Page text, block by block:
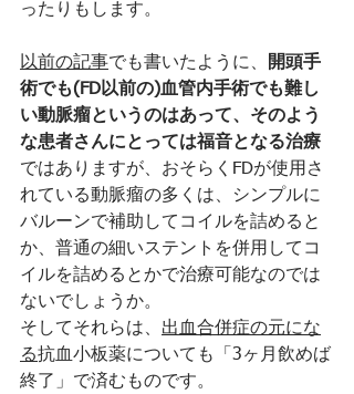
ったりもします。
以前の記事でも書いたように、
開頭手
術でも(FD以前の)血管内手術でも難し
い動脈瘤というのはあって、そのよう
な患者さんにとっては福音となる治療
ではありますが、おそらくFDが使用さ
れている動脈瘤の多くは、シンプルに
バルーンで補助してコイルを詰めると
か、普通の細いステントを併用してコ
イルを詰めるとかで治療可能なのでは
ないでしょうか。
そしてそれらは、 出血合併症の元にな
る抗血小板薬についても「3ヶ月飲めば
終了」で済むものです。